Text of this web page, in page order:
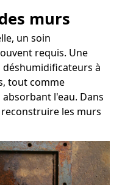
murs
un soin
requis. Une
à
tout comme
l'eau. Dans
les murs